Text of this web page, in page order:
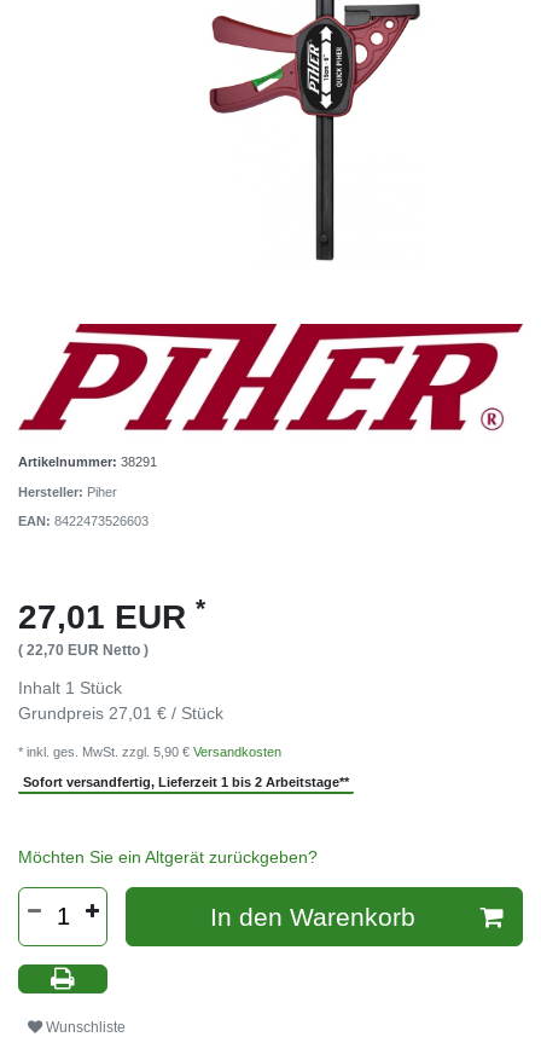
Artikelnummer: 38291
Hersteller: Piher
EAN: 8422473526603
27,01 EUR *
( 22,70 EUR Netto )
Inhalt 1 Stück
Grundpreis 27,01 € / Stück
* inkl. ges. MwSt. zzgl. 5,90 € Versandkosten
Sofort versandfertig, Lieferzeit 1 bis 2 Arbeitstage**
Möchten Sie ein Altgerät zurückgeben?
In den Warenkorb
Wunschliste